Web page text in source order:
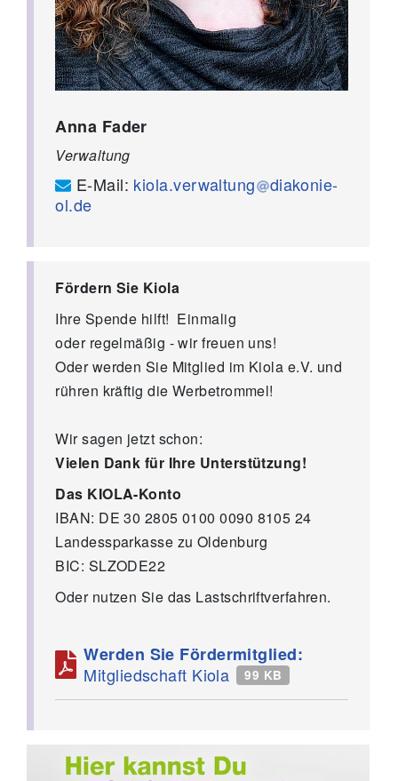
Anna Fader
Verwaltung
E-Mail: kiola.verwaltung
diakonie-
ol.de
Fördern Sie Kiola
Ihre Spende hilft! Einmalig
oder regelmäßig - wir freuen uns!
Oder werden Sie Mitglied im Kiola e.V. und
rühren kräftig die Werbetrommel!
Wir sagen jetzt schon:
Vielen Dank für Ihre Unterstützung!
Das KIOLA-Konto
IBAN: DE 30 2805 0100 0090 8105 24
Landessparkasse zu Oldenburg
BIC: SLZODE22
Oder nutzen Sie das Lastschriftverfahren.
Werden Sie Fördermitglied:
Mitgliedschaft Kiola
99 KB